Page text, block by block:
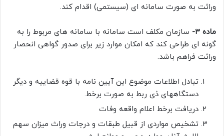
وراثت به صورت سامانه ای (سیستمی) اقدام کند.
ماده ۳-
سازمان مکلف است سامانه با سامانه های مربوط را به
گونه ای طراحی کند که امکان موارد زیر برای صدور گواهی انحصار
وراثت فراهم باشد.
تبادل اطلاعات موضوع این آیین نامه با قوه قضاییه و دیگر
دستگاههای ذی ربط به صورت برخط.
دریافت برخط اعلام واقعه وفات
تشخیص مواردی از قبیل طبقات و درجات وراث میزان سهم